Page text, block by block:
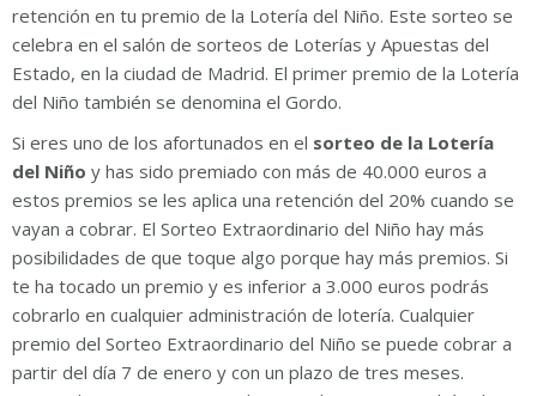
retención en tu premio de la Lotería del Niño. Este sorteo se
celebra en el salón de sorteos de Loterías y Apuestas del
Estado, en la ciudad de Madrid. El primer premio de la Lotería
del Niño también se denomina el Gordo.
Si eres uno de los afortunados en el sorteo de la Lotería
del Niño y has sido premiado con más de 40.000 euros a
estos premios se les aplica una retención del 20% cuando se
vayan a cobrar. El Sorteo Extraordinario del Niño hay más
posibilidades de que toque algo porque hay más premios. Si
te ha tocado un premio y es inferior a 3.000 euros podrás
cobrarlo en cualquier administración de lotería. Cualquier
premio del Sorteo Extraordinario del Niño se puede cobrar a
partir del día 7 de enero y con un plazo de tres meses.